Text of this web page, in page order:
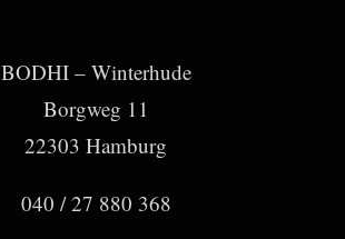
BODHI – Winterhude
Borgweg 11
22303 Hamburg
040 / 27 880 368